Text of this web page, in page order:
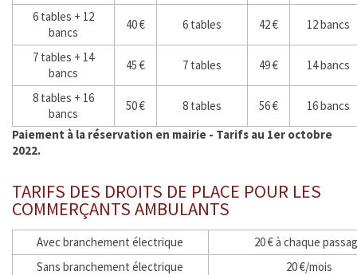
Vie associative
Tourisme et Culture
Ça s'est passé à la Ferté
INFOS ÉPIZOOTIES
URBANISME
ÉTAT CIVIL
6 tables + 12
bancs
40 € 6 tables 42 € 12 bancs
7 tables + 14
bancs
45 € 7 tables 49 € 14 bancs
8 tables + 16
bancs
50 € 8 tables 56 €
16 bancs
Paiement à la réservation en mairie - Tarifs au 1er octobre
2022.
TARIFS DES DROITS DE PLACE POUR LES
COMMERÇANTS AMBULANTS
Avec branchement électrique
20 € à chaque
Sans branchement électrique
20 €/mois